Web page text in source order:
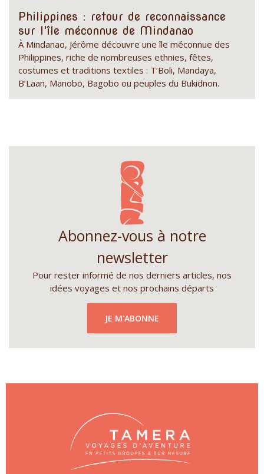
Philippines : retour de reconnaissance
sur l'île méconnue de Mindanao
À Mindanao, Jérôme découvre une île méconnue des
Philippines, riche de nombreuses ethnies, fêtes,
costumes et traditions textiles : T’Boli, Mandaya,
B’Laan, Manobo, Bagobo ou peuples du Bukidnon.
Abonnez-vous à notre
newsletter
Pour rester informé de nos derniers articles, nos
idées voyages et nos prochains départs
JE M'ABONNE